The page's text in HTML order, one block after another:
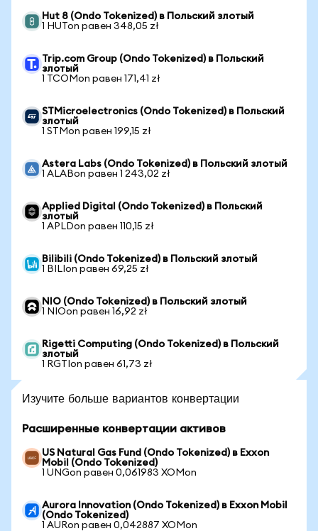
Hut 8 (Ondo Tokenized) в Польский злотый
1 HUTon равен 348,05 zł
Trip.com Group (Ondo Tokenized) в Польский
злотый
1 TCOMon равен 171,41 zł
STMicroelectronics (Ondo Tokenized) в Польский
злотый
1 STMon равен 199,15 zł
Astera Labs (Ondo Tokenized) в Польский злотый
1 ALABon равен 1 243,02 zł
Applied Digital (Ondo Tokenized) в Польский
злотый
1 APLDon равен 110,15 zł
Bilibili (Ondo Tokenized) в Польский злотый
1 BILIon равен 69,25 zł
NIO (Ondo Tokenized) в Польский злотый
1 NIOon равен 16,92 zł
Rigetti Computing (Ondo Tokenized) в Польский
злотый
1 RGTIon равен 61,73 zł
Изучите больше вариантов конвертации
Расширенные конвертации активов
US Natural Gas Fund (Ondo Tokenized) в Exxon
Mobil (Ondo Tokenized)
1 UNGon равен 0,061983 XOMon
Aurora Innovation (Ondo Tokenized) в Exxon Mobil
(Ondo Tokenized)
1 AURon равен 0,042887 XOMon